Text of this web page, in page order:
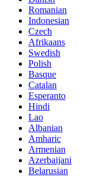
Romanian
Indonesian
Czech
Afrikaans
Swedish
Polish
Basque
Catalan
Esperanto
Hindi
Lao
Albanian
Amharic
Armenian
Azerbaijani
Belarusian